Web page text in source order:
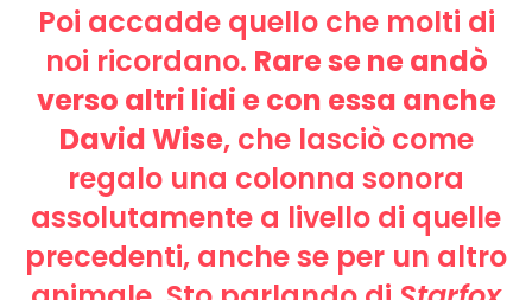
Poi accadde quello che molti di
noi ricordano. Rare se ne andò
verso altri lidi e con essa anche
David Wise, che lasciò come
regalo una colonna sonora
assolutamente a livello di quelle
precedenti, anche se per un altro